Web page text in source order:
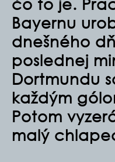
Bayernu
dnešného
poslednej
Dortmundu
každým
Potom
malý